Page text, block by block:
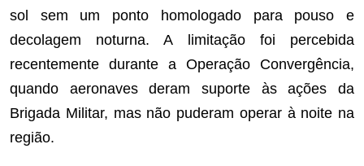
sol sem um ponto homologado para pouso e
decolagem noturna. A limitação foi percebida
recentemente durante a Operação Convergência,
quando aeronaves deram suporte às ações da
Brigada Militar, mas não puderam operar à noite na
região.